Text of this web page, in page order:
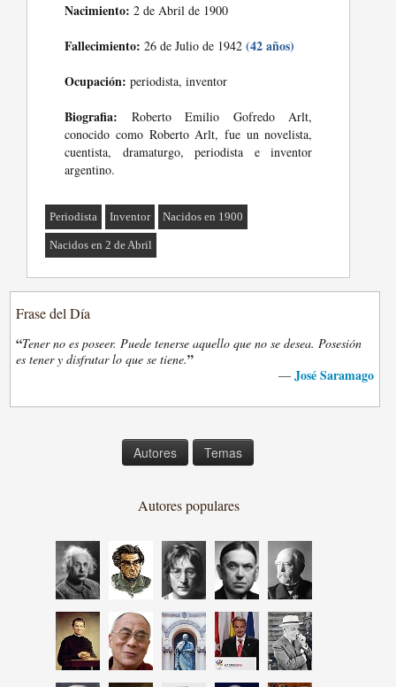
Nacimiento: 2 de Abril de 1900
Fallecimiento: 26 de Julio de 1942(42 años)
Ocupación: periodista, inventor
Biografia: Roberto Emilio Gofredo Arlt,
conocido como Roberto Arlt, fue un novelista,
cuentista, dramaturgo, periodista e inventor
argentino.
Periodista Inventor Nacidos en 1900
Nacidos en 2 de Abril
Frase del Día
“Tener no es poseer. Puede tenerse aquello que no se desea. Posesión
es tener y disfrutar lo que se tiene.”
— José Saramago
Autores Temas
Autores populares